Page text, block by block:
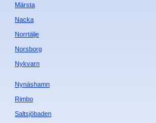
Märsta
Nacka
Norrtälje
Norsborg
Nykvarn
Nynäshamn
Rimbo
Saltsjöbaden